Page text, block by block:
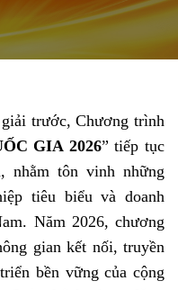
trước, Chương trình
GIA 2026” tiếp tục
tôn vinh những
tiêu biểu và doanh
Năm 2026, chương
gian kết nối, truyền
bền vững của cộng